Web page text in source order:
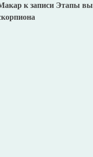
к записи Этапы